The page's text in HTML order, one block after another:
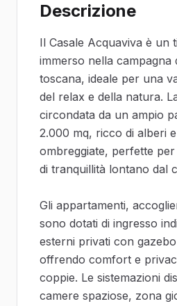
Descrizione
Il Casale Acquaviva è un
immerso nella campagna
toscana, ideale per una
del relax e della natura.
circondata da un ampio
2.000 mq, ricco di alberi
ombreggiate, perfette
di tranquillità lontano dal
Gli appartamenti,
sono dotati di ingresso
esterni privati con
offrendo comfort e
coppie. Le sistemazioni
camere spaziose, zona